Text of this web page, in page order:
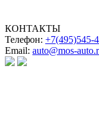
КОНТАКТЫ
Телефон: +7(495)545-
Email: auto@mos-